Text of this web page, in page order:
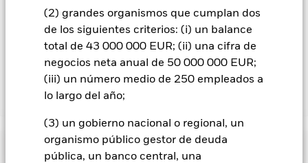
(2) grandes organismos que cumplan dos
de los siguientes criterios: (i) un balance
total de 43 000 000 EUR; (ii) una cifra de
negocios neta anual de 50 000 000 EUR;
(iii) un número medio de 250 empleados a
lo largo del año;
(3) un gobierno nacional o regional, un
organismo público gestor de deuda
pública, un banco central, una
recibirá por BlackRock en calidad de agente de préstamo de
valores. Debido a que el reparto de los ingresos por préstamos
de valores no incrementa los costes de funcionamiento del
Fondo, esto ha quedado excluido de los gastos corrientes.
BGF Sustainable Energy Fund
Rentabilidad